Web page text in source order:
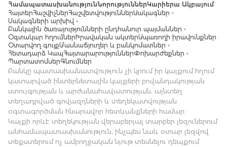
ՀամապատասխանությունՆորություններԿարիերա Ակբայում
ՀայտերՀաշվիչներՀաշվետվություններՍակագներ
Սակագների արխիվ
Բանկային ծառայությունների ընդհանուր պայմաններ
Օգտակար հղումներ Իրավական ակտերՍպառողի իրավունքներ
Օտարվող գույքՄասնաճյուղեր և բանկոմատներ
Հետադարձ ԿապՀայտարարություններՓոխարժեքներ
ՊարտատոմսերԳնումներ
Բանկը պատասխանատվություն չի կրում իր կայքում հղում
կատարված ինտերնետային կայքերի բովանդակության
ստույգության և արժանահավատության, այնտեղ
տեղադրված գովազդների և տեղեկատվության
օգտագործման հնարավոր հետևանքների համար:
Կայքի որևէ տեղեկության վերաբերյալ տարբեր լեզուներում
անհամապատասխանություն, ինչպես նաև օտար լեզվով
տեքստերում ոչ ամբողջական նյութ տեսնելու դեպքում